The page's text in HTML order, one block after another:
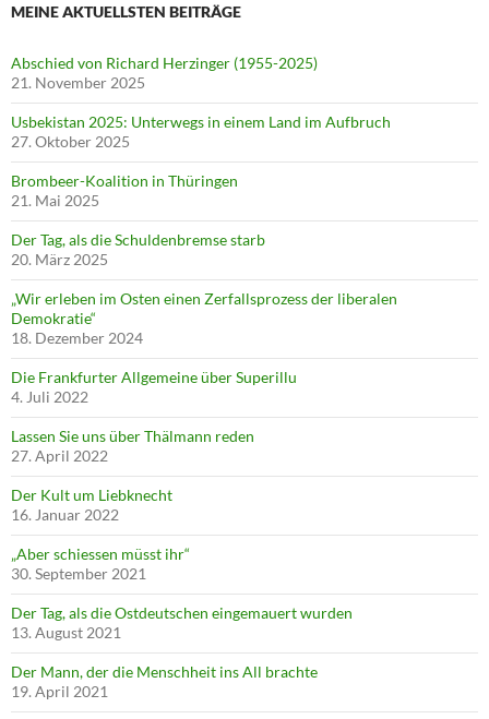
MEINE AKTUELLSTEN BEITRÄGE
Abschied von Richard Herzinger (1955-2025)
21. November 2025
Usbekistan 2025: Unterwegs in einem Land im Aufbruch
27. Oktober 2025
Brombeer-Koalition in Thüringen
21. Mai 2025
Der Tag, als die Schuldenbremse starb
20. März 2025
„Wir erleben im Osten einen Zerfallsprozess der liberalen
Demokratie“
18. Dezember 2024
Die Frankfurter Allgemeine über Superillu
4. Juli 2022
Lassen Sie uns über Thälmann reden
27. April 2022
Der Kult um Liebknecht
16. Januar 2022
„Aber schiessen müsst ihr“
30. September 2021
Der Tag, als die Ostdeutschen eingemauert wurden
13. August 2021
Der Mann, der die Menschheit ins All brachte
19. April 2021